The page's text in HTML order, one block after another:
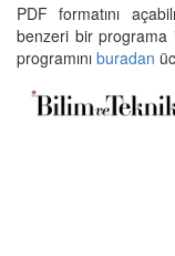
PDF formatını
benzeri bir programa
programını buradan